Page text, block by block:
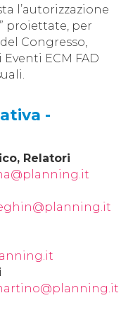
l’autorizzazione
proiettate, per
Congresso,
ECM FAD
-
Relatori